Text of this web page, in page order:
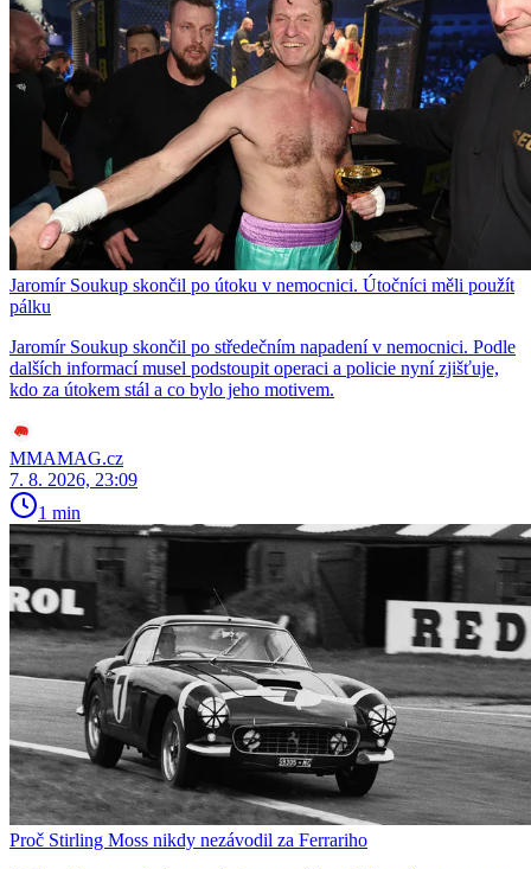
Jaromír Soukup skončil po útoku v nemocnici. Útočníci měli použít
pálku
Jaromír Soukup skončil po středečním napadení v nemocnici. Podle
dalších informací musel podstoupit operaci a policie nyní zjišťuje,
kdo za útokem stál a co bylo jeho motivem.
MMAMAG.cz
7. 8. 2026, 23:09
1 min
Proč Stirling Moss nikdy nezávodil za Ferrariho